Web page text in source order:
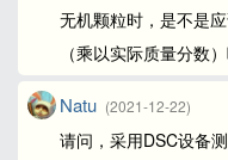
无机颗粒时，是不是
（乘以实际质量分数
Natu (2021-12-22)
请问，采用DSC设备